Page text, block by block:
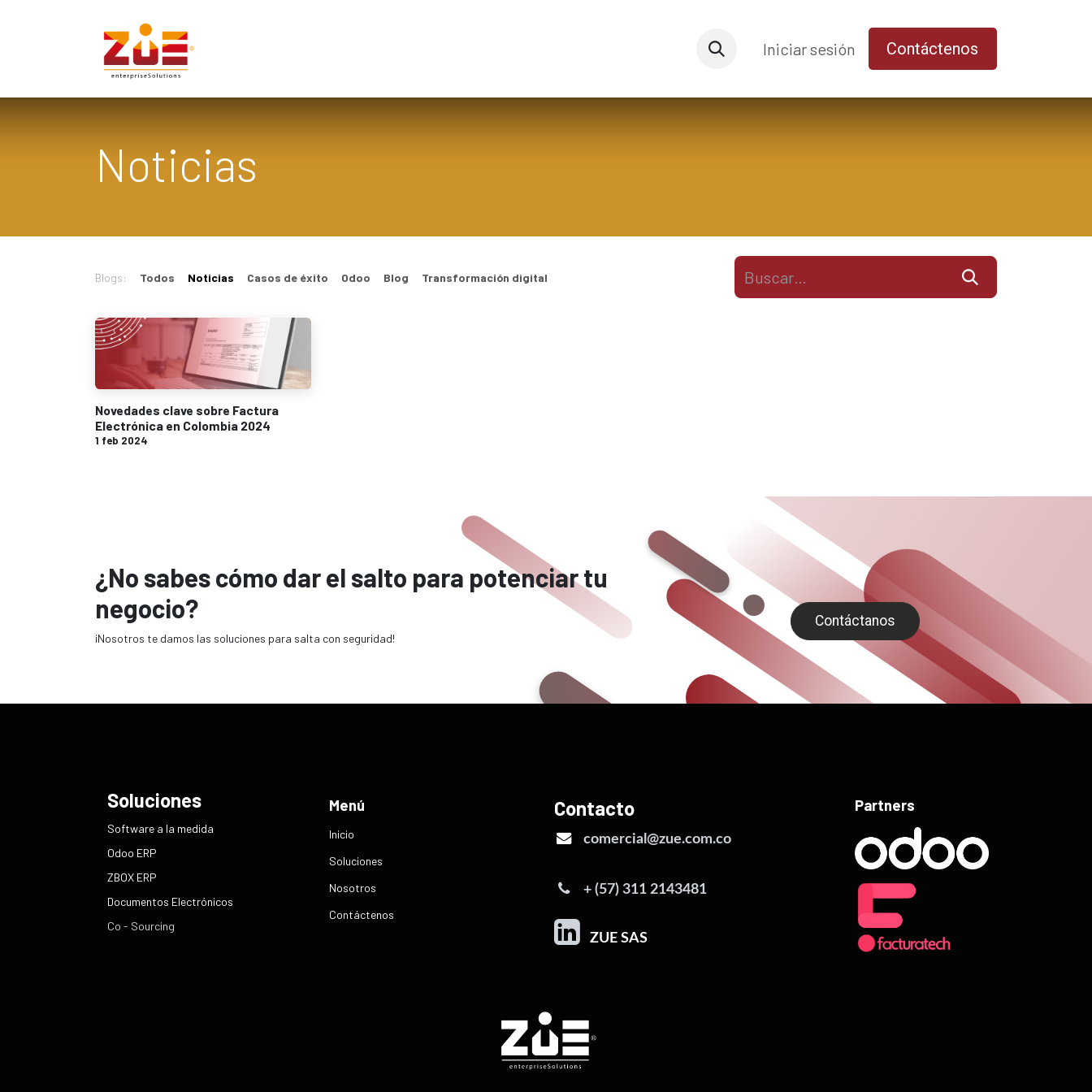
Ayuda Iniciar sesión Contáctenos
Noticias
Blogs: Todos Noticias Casos de éxito Odoo Blog Transformación digital
Novedades clave sobre Factura
Electrónica en Colombia 2024
1 feb 2024
¿No sabes cómo dar el salto para potenciar tu
negocio?
¡Nosotros te damos las soluciones para salta con seguridad!
Contáctanos
Soluciones
​Software a la medida
Odoo ERP
ZBOX ERP
Documentos Electrónicos
Co - Sourcing
Menú
Inicio
Soluciones
Nosotros
Contáctenos
Contacto
comercial@zue.com.co
+ (57) 311 2143481
ZUE SAS
Partners